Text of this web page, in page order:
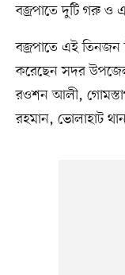
বজ্রপাতে দুটি গরু
বজ্রপাতে এই
করেছেন সদর
রওশন আলী,
রহমান, ভোলাহাট